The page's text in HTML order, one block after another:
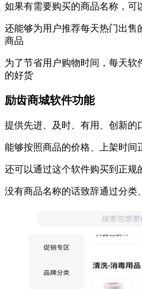
如果有需要购买的商品名称，可
还能够为用户推荐每天热门出售
商品
为了节省用户购物时间，每天
的好货
励齿商城软件功能
提供先进、及时、有用、创新的
能够按照商品的价格、上架时间
还可以通过这个软件购买到正规
没有商品名称的话致辞通过分类